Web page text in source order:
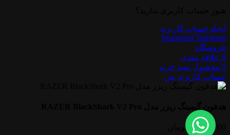
ایجاد حساب کاربری
Instagram Telegram
فروشگاه
0 علاقه مندی
0 محصول سبد خرید
حساب کاربری من
35,000,000 تومان